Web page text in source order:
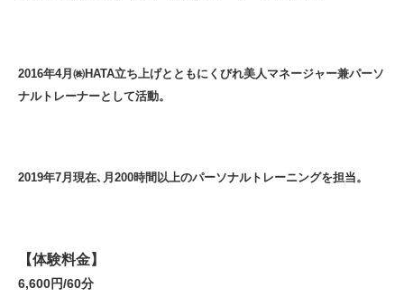
2016年4月㈱HATA立ち上げとともにくびれ美人マネージャー兼パーソ
ナルトレーナーとして活動。
2019年7月現在､月200時間以上のパーソナルトレーニングを担当。
【体験料金】
6,600円/60分